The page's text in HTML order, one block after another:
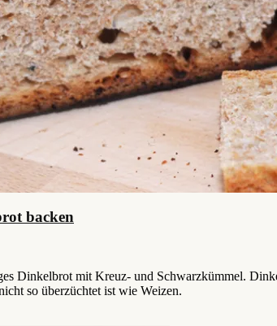
backen
Dinkelbrot mit Kreuz- und Schwarzkümmel.
so überzüchtet ist wie Weizen.